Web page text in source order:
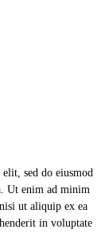
sed do eiusmod
Ut enim ad minim
ut aliquip ex ea
in voluptate